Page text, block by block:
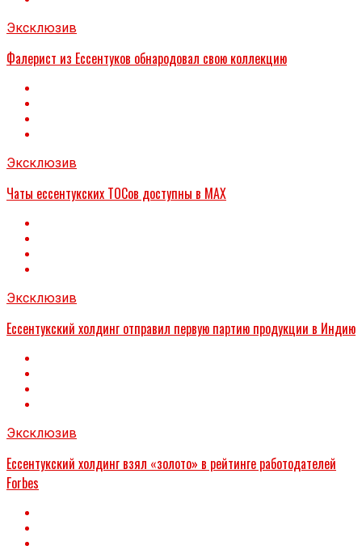
Эксклюзив
Фалерист из Ессентуков обнародовал свою коллекцию
Эксклюзив
Чаты ессентукских ТОСов доступны в МАХ
Эксклюзив
Ессентукский холдинг отправил первую партию продукции в Индию
Эксклюзив
Ессентукский холдинг взял «золото» в рейтинге работодателей
Forbes